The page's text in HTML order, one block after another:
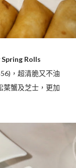
Rolls
，超清脆又不油
葉蟹及芝士，更加